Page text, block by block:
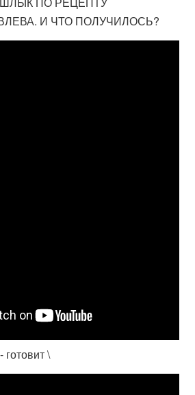
И ЧТО ПОЛУЧИЛОСЬ?
готовит \